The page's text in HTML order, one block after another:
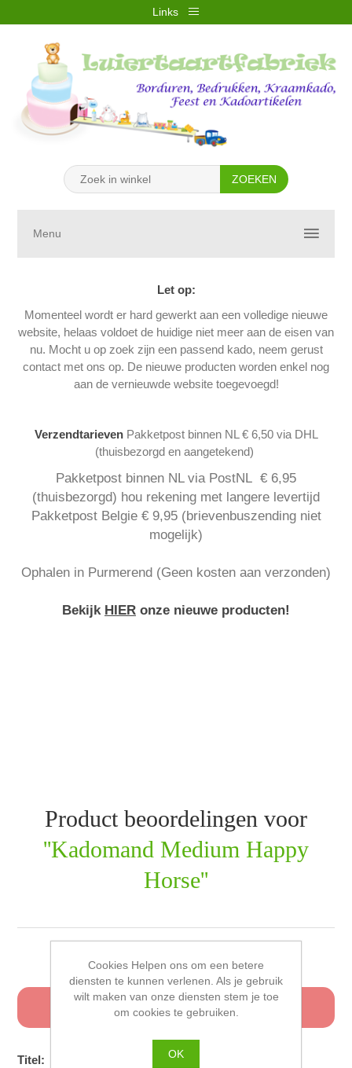
Links
REGISTREREN
WINKELWAGEN (0)
Menu
Let op:
Momenteel wordt er hard gewerkt aan een volledige nieuwe
website, helaas voldoet de huidige niet meer aan de eisen van
nu. Mocht u op zoek zijn een passend kado, neem gerust
contact met ons op. De nieuwe producten worden enkel nog
aan de vernieuwde website toegevoegd!
Verzendtarieven Pakketpost binnen NL € 6,50 via DHL
(thuisbezorgd en aangetekend)
Pakketpost binnen NL via PostNL € 6,95
(thuisbezorgd) hou rekening met langere levertijd
Pakketpost Belgie € 9,95 (brievenbuszending niet
mogelijk)
Ophalen in Purmerend (Geen kosten aan verzonden)
Bekijk HIER onze nieuwe producten!
Product beoordelingen voor
Kadomand Medium Happy
Horse
Schrijf uw eigen beoordeling
Alleen geregistreerde gebruikers kunnen een
beoordeling schrijven
Titel:
Cookies Helpen ons om een betere
diensten te kunnen verlenen. Als je gebruik
wilt maken van onze diensten stem je toe
om cookies te gebruiken.
OK